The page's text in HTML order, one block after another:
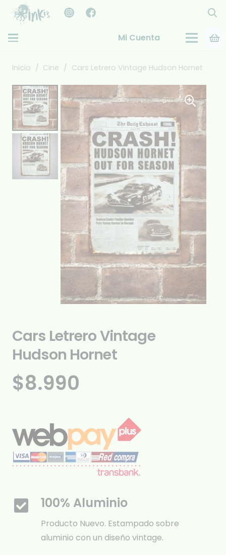
Mi Cuenta
Inicio / Cine / Cars Letrero Vintage Hudson Hornet
Cars Letrero Vintage
Hudson Hornet
$8.990
100% Aluminio
Producto Nuevo. Estampado sobre
aluminio con un diseño vintage.